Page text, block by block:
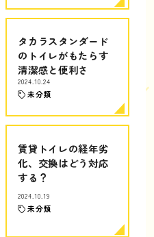
タカラスタンダード
のトイレがもたらす
清潔感と便利さ
2024.10.24
未分類
賃貸トイレの経年劣
化、交換はどう対応
する？
2024.10.19
未分類